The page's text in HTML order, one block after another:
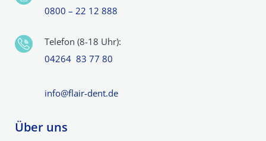
0800 – 22 12 888
Telefon (8-18 Uhr):
04264 83 77 80
info@flair-dent.de
Über uns